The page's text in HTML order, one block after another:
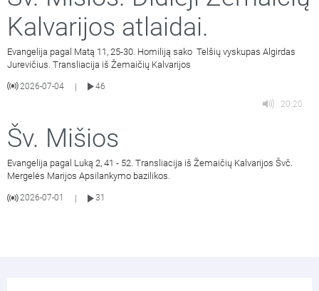
Kalvarijos atlaidai.
Evangelija pagal Matą 11, 25-30. Homiliją sako Telšių vyskupas Algirdas
Jurevičius. Transliacija iš Žemaičių Kalvarijos
2026-07-04 |
46
20:20
Šv. Mišios
Evangelija pagal Luką 2, 41 - 52. Transliacija iš Žemaičių Kalvarijos Švč.
Mergelės Marijos Apsilankymo bazilikos.
2026-07-01 31